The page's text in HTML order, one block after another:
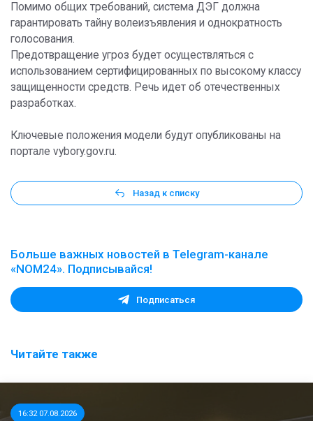
Помимо общих требований, система ДЭГ должна
гарантировать тайну волеизъявления и однократность
голосования.
Предотвращение угроз будет осуществляться с
использованием сертифицированных по высокому классу
защищенности средств. Речь идет об отечественных
разработках.
Ключевые положения модели будут опубликованы на
портале vybory.gov.ru.
Назад к списку
Больше важных новостей в Telegram-канале
«NOM24». Подписывайся!
Подписаться
Читайте также
16:32 07.08.2026